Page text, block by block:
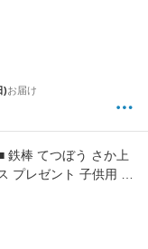
内遊具 逆上がり ぶ
み 折り畳み 収納 棒
習 てつぼう 安全 安
レーニング室
)お届け
鉄棒 てつぼう さか上
プレゼント 子供用 キ
下がり 屋外 ブランコ
み トレーニング 前回
すべりだい ジャング